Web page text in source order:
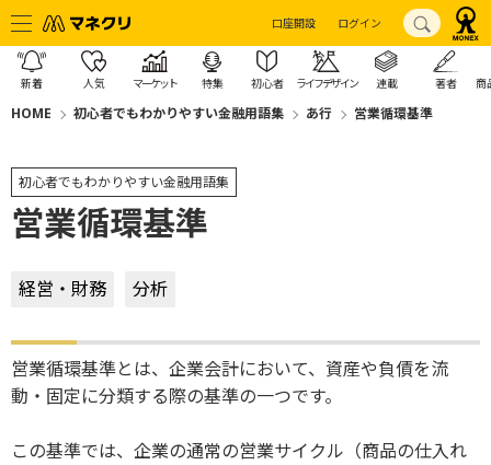
口座開設 ログイン
新着 人気 マーケット 特集 初心者 ライフデザイン 連載 著者 商
HOME 初心者でもわかりやすい金融用語集 あ行 営業循環基準
初心者でもわかりやすい金融用語集
営業循環基準
経営・財務 分析
営業循環基準とは、企業会計において、資産や負債を流
動・固定に分類する際の基準の一つです。
この基準では、企業の通常の営業サイクル（商品の仕入れ